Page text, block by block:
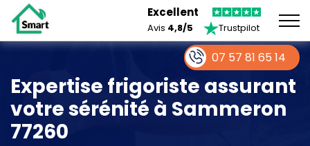
Excellent
Avis 4,8/5 Trustpilot
Expertise frigoriste assurant
votre sérénité à Sammeron
77260
07 57 81 65 14